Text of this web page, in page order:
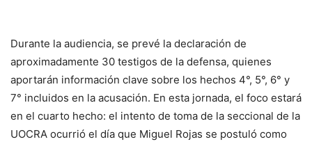
Durante la audiencia, se prevé la declaración de
aproximadamente 30 testigos de la defensa, quienes
aportarán información clave sobre los hechos 4°, 5°, 6° y
7° incluidos en la acusación. En esta jornada, el foco estará
en el cuarto hecho: el intento de toma de la seccional de la
UOCRA ocurrió el día que Miguel Rojas se postuló como